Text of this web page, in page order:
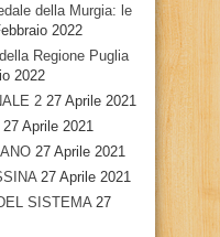
della Murgia: le
2022
Regione Puglia
2022
2 27 Aprile 2021
27 Aprile 2021
27 Aprile 2021
27 Aprile 2021
SISTEMA 27